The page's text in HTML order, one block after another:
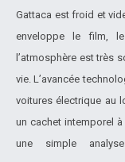
Gattaca est froid et
enveloppe le film,
l’atmosphère est très
vie. L’avancée
voitures électrique au
un cachet intemporel
une simple